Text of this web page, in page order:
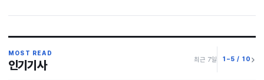
MOST READ
인기기사 최근 7일 1–5 / 10